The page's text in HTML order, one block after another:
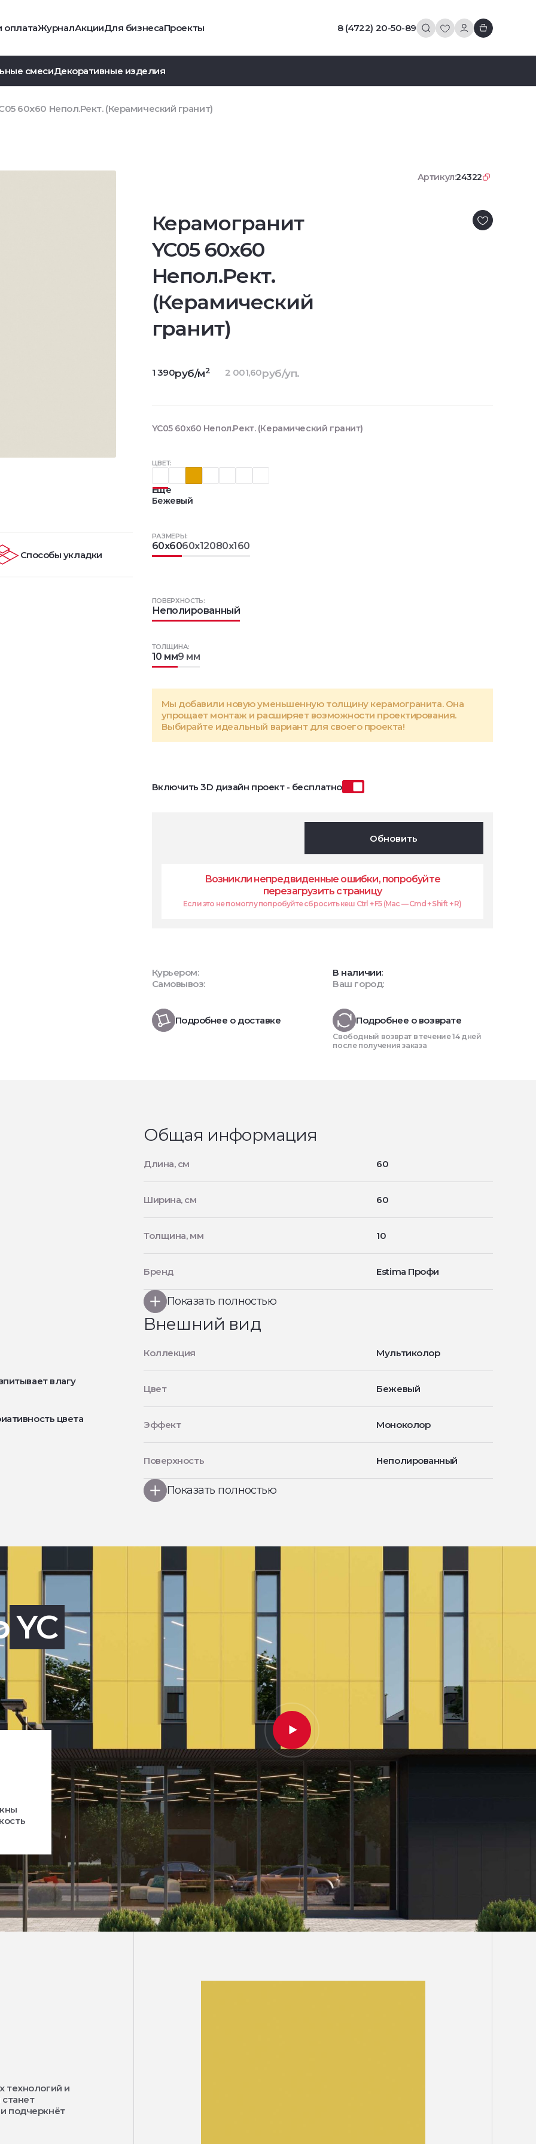
оплатаЖурналАкцииДля бизнесаПроекты 8 (4722) 20-50-89
смесиДекоративные изделия
60x60 Непол.Рект. (Керамический гранит)
Артикул:24322
Керамогранит
YC05 60x60
Непол.Рект.
(Керамический
гранит)
ЦВЕТ:
Еще
Бежевый
РАЗМЕРЫ:
60x6060x12080x160
ТОЛЩИНА:
10 мм9 мм
ПОВЕРХНОСТЬ:
Неполированный
Мы добавили новую уменьшенную толщину керамогранита. Она
упрощает монтаж и расширяет возможности проектирования.
Выбирайте идеальный вариант для своего проекта!
Включить 3D дизайн проект - бесплатно
1 390руб/м2 2 001,60руб/уп.
Обновить
Возникли непредвиденные ошибки, попробуйте
перезагрузить страницу
Если это не помоглу попробуйте сбросить кеш Ctrl + F5 (Mac — Cmd + Shift + R)
Курьером:
Самовывоз:
В наличии:
Ваш город:
Подробнее о доставке Подробнее о возврате
Свободный возврат в течение 14 дней
после получения заказа
YC05 60x60 Непол.Рект. (Керамический гранит)
Способы укладки
влагу
цвета
Общая информация
Длина, см 60
Ширина, см 60
Толщина, мм 10
Бренд Estima Профи
Показать полностью
Внешний вид
Коллекция Мультиколор
Цвет Бежевый
Эффект Моноколор
Поверхность Неполированный
Показать полностью
YC
технологий и
подчеркнёт